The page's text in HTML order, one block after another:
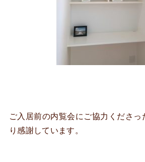
ご入居前の内覧会にご協力くださっ
り感謝しています。